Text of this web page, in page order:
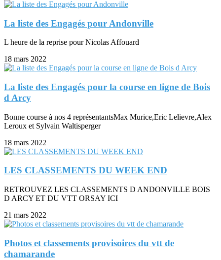
La liste des Engagés pour Andonville
L heure de la reprise pour Nicolas Affouard
18 mars 2022
La liste des Engagés pour la course en ligne de Bois
d Arcy
Bonne course à nos 4 représentantsMax Murice,Eric Lelievre,Alex
Leroux et Sylvain Waltisperger
18 mars 2022
LES CLASSEMENTS DU WEEK END
RETROUVEZ LES CLASSEMENTS D ANDONVILLE BOIS
D ARCY ET DU VTT ORSAY ICI
21 mars 2022
Photos et classements provisoires du vtt de
chamarande